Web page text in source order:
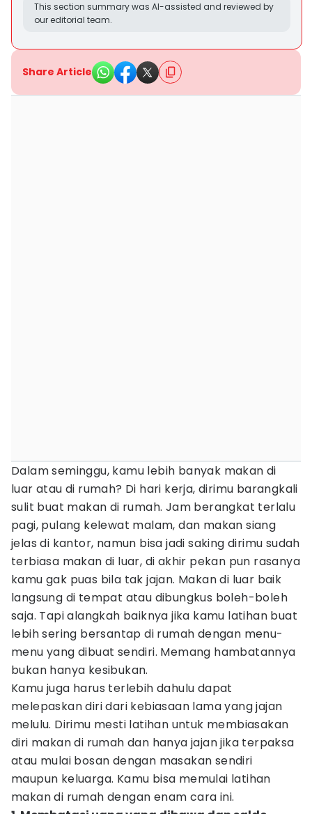
This section summary was AI-assisted and reviewed by
our editorial team.
Share Article
Dalam seminggu, kamu lebih banyak makan di
luar atau di rumah? Di hari kerja, dirimu barangkali
sulit buat makan di rumah. Jam berangkat terlalu
pagi, pulang kelewat malam, dan makan siang
jelas di kantor, namun bisa jadi saking dirimu sudah
terbiasa makan di luar, di akhir pekan pun rasanya
kamu gak puas bila tak jajan. Makan di luar baik
langsung di tempat atau dibungkus boleh-boleh
saja. Tapi alangkah baiknya jika kamu latihan buat
lebih sering bersantap di rumah dengan menu-
menu yang dibuat sendiri. Memang hambatannya
bukan hanya kesibukan.
Kamu juga harus terlebih dahulu dapat
melepaskan diri dari kebiasaan lama yang jajan
melulu. Dirimu mesti latihan untuk membiasakan
diri makan di rumah dan hanya jajan jika terpaksa
atau mulai bosan dengan masakan sendiri
maupun keluarga. Kamu bisa memulai latihan
makan di rumah dengan enam cara ini.